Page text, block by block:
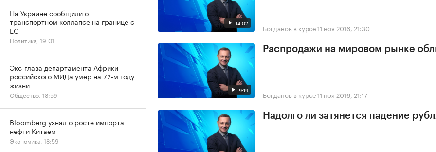
14:02 Богданов в курсе11 ноя 2016, 21:30
9:19
Распродажи на мировом рынке
Богданов в курсе11 ноя 2016, 21:17
Надолго ли затянется падение
На Украине сообщили о
транспортном коллапсе на границе с
ЕС
Политика, 19:01
Экс-глава департамента Африки
российского МИДа умер на 72-м году
жизни
Общество, 18:59
Bloomberg узнал о росте импорта
нефти Китаем
Экономика, 18:59